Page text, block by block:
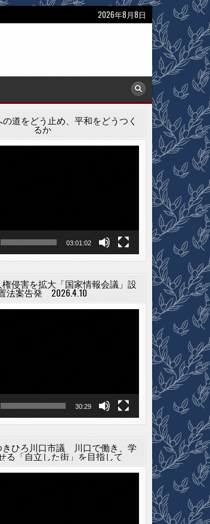
2026年8月8日
の道をどう止め、平和をどうつく
るか
03:01:02
侵害を拡大「国家情報会議」設
法案告発 2026.4.10
30:29
きひろ川口市議 川口で働き、学
る「自立した街」を目指して